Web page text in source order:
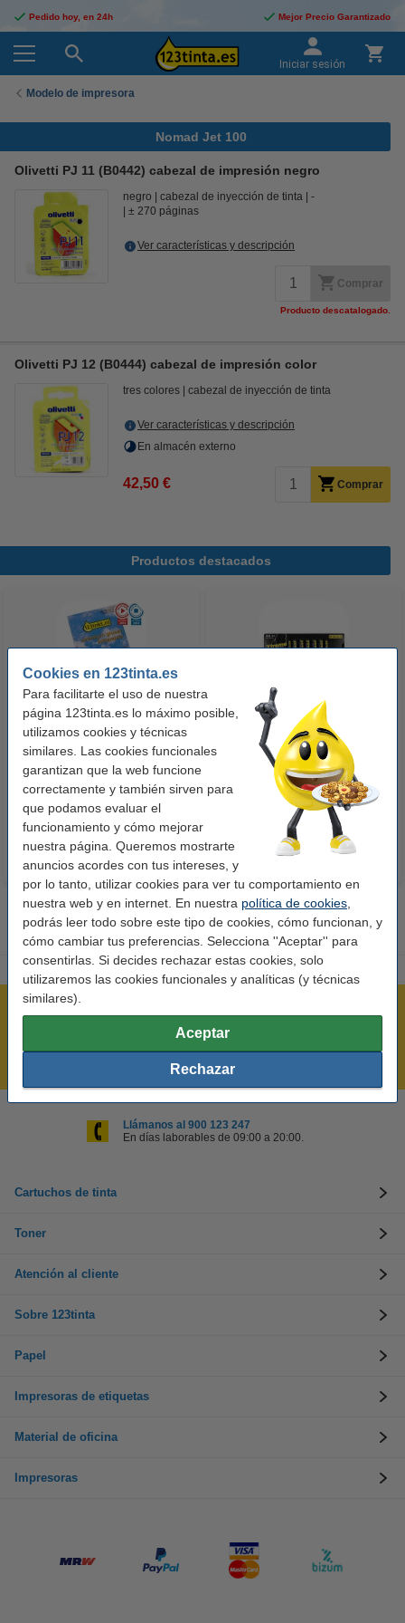
Cookies en 123tinta.es
Para facilitarte el uso de nuestra
página 123tinta.es lo máximo posible,
utilizamos cookies y técnicas
similares. Las cookies funcionales
garantizan que la web funcione
correctamente y también sirven para
que podamos evaluar el
funcionamiento y cómo mejorar
nuestra página. Queremos mostrarte
anuncios acordes con tus intereses, y
por lo tanto, utilizar cookies para ver tu comportamiento en
nuestra web y en internet. En nuestra política de cookies
podrás leer todo sobre este tipo de cookies, cómo funcionan, y
cómo cambiar tus preferencias. Selecciona ''Aceptar'' para
consentirlas. Si decides rechazar estas cookies, solo
utilizaremos las cookies funcionales y analíticas (y técnicas
similares).
Aceptar
Rechazar
Pedido hoy, en 24h Mejor Precio Garantizado
Iniciar sesión
Modelo de impresora
Nomad Jet 100
Olivetti PJ 11 (B0442) cabezal de impresión negro
negro cabezal de inyección de tinta
-
± 270 páginas
Ver características y descripción
Comprar
Producto descatalogado.
Olivetti PJ 12 (B0444) cabezal de impresión color
tres colores cabezal de inyección de tinta
Ver características y descripción
En almacén externo
42,50 € Comprar
Productos destacados
123tinta Papel fotográfico
Premium Glossy brillo alto | 10 x
15 cm | 260g | 100 hojas
10,50 € Incl. 21% IVA
123tinta Pilas Alcalinas Xtreme
Power AA - LR06 - MN1500 - 24
unidades
14,50 € Incl. 21% IVA
Mejor Precio Garantizado
Llámanos al 900 123 247
En días laborables de 09:00 a 20:00.
Cartuchos de tinta
Toner
Atención al cliente
Sobre 123tinta
Papel
Impresoras de etiquetas
Material de oficina
Impresoras